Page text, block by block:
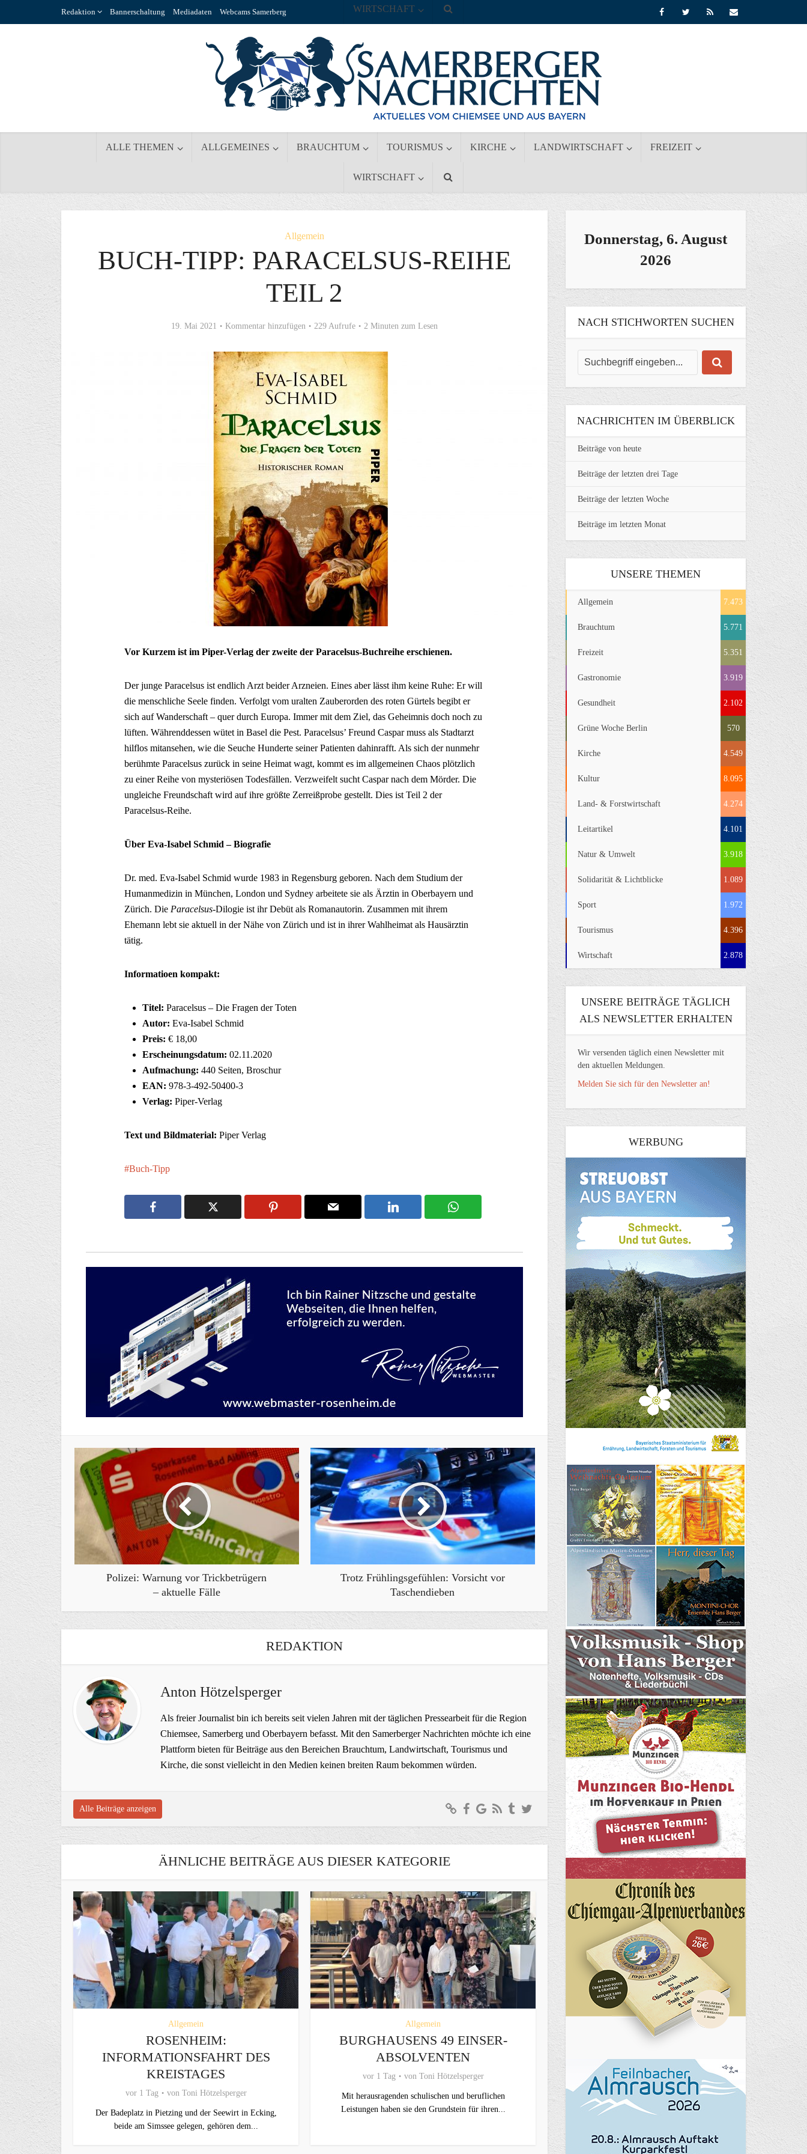
Redaktion Bannerschaltung Mediadaten Webcams Samerberg
ALLE THEMEN ALLGEMEINES BRAUCHTUM TOURISMUS KIRCHE LANDWIRTSCHAFT FREIZEIT
WIRTSCHAFT
WIRTSCHAFT
Allgemein
BUCH-TIPP: PARACELSUS-REIHE
TEIL 2
19. Mai 2021 Kommentar hinzufügen 229 Aufrufe 2 Minuten zum Lesen
Vor Kurzem ist im Piper-Verlag der zweite der Paracelsus-Buchreihe erschienen.
Der junge Paracelsus ist endlich Arzt beider Arzneien. Eines aber lässt ihm keine Ruhe: Er will
die menschliche Seele finden. Verfolgt vom uralten Zauberorden des roten Gürtels begibt er
sich auf Wanderschaft – quer durch Europa. Immer mit dem Ziel, das Geheimnis doch noch zu
lüften. Währenddessen wütet in Basel die Pest. Paracelsus’ Freund Caspar muss als Stadtarzt
hilflos mitansehen, wie die Seuche Hunderte seiner Patienten dahinrafft. Als sich der nunmehr
berühmte Paracelsus zurück in seine Heimat wagt, kommt es im allgemeinen Chaos plötzlich
zu einer Reihe von mysteriösen Todesfällen. Verzweifelt sucht Caspar nach dem Mörder. Die
ungleiche Freundschaft wird auf ihre größte Zerreißprobe gestellt. Dies ist Teil 2 der
Paracelsus-Reihe.
Über Eva-Isabel Schmid – Biografie
Dr. med. Eva-Isabel Schmid wurde 1983 in Regensburg geboren. Nach dem Studium der
Humanmedizin in München, London und Sydney arbeitete sie als Ärztin in Oberbayern und
Zürich. Die Paracelsus-Dilogie ist ihr Debüt als Romanautorin. Zusammen mit ihrem
Ehemann lebt sie aktuell in der Nähe von Zürich und ist in ihrer Wahlheimat als Hausärztin
tätig.
Informatioen kompakt:
Titel: Paracelsus – Die Fragen der Toten
Autor: Eva-Isabel Schmid
Preis: € 18,00
Erscheinungsdatum: 02.11.2020
Aufmachung: 440 Seiten, Broschur
EAN: 978-3-492-50400-3
Verlag: Piper-Verlag
Text und Bildmaterial: Piper Verlag
Buch-Tipp
Polizei: Warnung vor Trickbetrügern
– aktuelle Fälle
Trotz Frühlingsgefühlen: Vorsicht vor
Taschendieben
REDAKTION
Anton Hötzelsperger
Als freier Journalist bin ich bereits seit vielen Jahren mit der täglichen Pressearbeit für die Region
Chiemsee, Samerberg und Oberbayern befasst. Mit den Samerberger Nachrichten möchte ich eine
Plattform bieten für Beiträge aus den Bereichen Brauchtum, Landwirtschaft, Tourismus und
Kirche, die sonst vielleicht in den Medien keinen breiten Raum bekommen würden.
Alle Beiträge anzeigen
ÄHNLICHE BEITRÄGE AUS DIESER KATEGORIE
Allgemein
ROSENHEIM:
INFORMATIONSFAHRT DES
KREISTAGES
vor 1 Tag von Toni Hötzelsperger
Der Badeplatz in Pietzing und der Seewirt in Ecking,
beide am Simssee gelegen, gehören dem...
Allgemein
BURGHAUSENS 49 EINSER-
ABSOLVENTEN
vor 1 Tag von Toni Hötzelsperger
Mit herausragenden schulischen und beruflichen
Leistungen haben sie den Grundstein für ihren...
Donnerstag, 6. August
2026
NACH STICHWORTEN SUCHEN
NACHRICHTEN IM ÜBERBLICK
Beiträge von heute
Beiträge der letzten drei Tage
Beiträge der letzten Woche
Beiträge im letzten Monat
UNSERE THEMEN
Allgemein 7.473
Brauchtum 5.771
Freizeit 5.351
Gastronomie 3.919
Gesundheit 2.102
Grüne Woche Berlin 570
Kirche 4.549
Kultur 8.095
Land- & Forstwirtschaft 4.274
Leitartikel 4.101
Natur & Umwelt 3.918
Solidarität & Lichtblicke 1.089
Sport 1.972
Tourismus 4.396
Wirtschaft 2.878
UNSERE BEITRÄGE TÄGLICH
ALS NEWSLETTER ERHALTEN
Wir versenden täglich einen Newsletter mit
den aktuellen Meldungen.
Melden Sie sich für den Newsletter an!
WERBUNG